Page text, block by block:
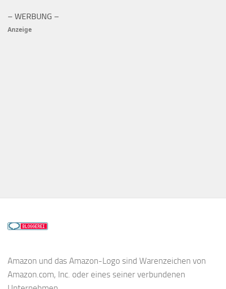
– WERBUNG –
Anzeige
Amazon und das Amazon-Logo sind Warenzeichen von
Amazon.com, Inc. oder eines seiner verbundenen